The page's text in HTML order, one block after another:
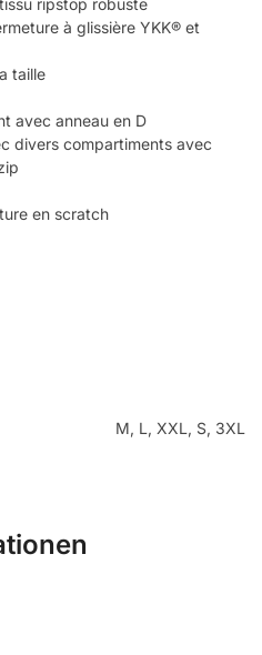
ripstop robuste
à glissière YKK® et
taille
avec anneau en D
divers compartiments avec
en scratch
M, L, XXL, S, 3XL